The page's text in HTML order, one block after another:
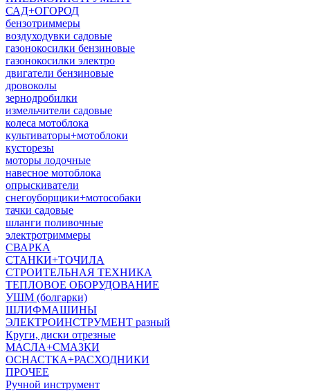
САД+ОГОРОД
бензотриммеры
воздуходувки садовые
газонокосилки бензиновые
газонокосилки электро
двигатели бензиновые
дровоколы
зернодробилки
измельчители садовые
колеса мотоблока
культиваторы+мотоблоки
кусторезы
моторы лодочные
навесное мотоблока
опрыскиватели
снегоуборщики+мотособаки
тачки садовые
шланги поливочные
электротриммеры
СВАРКА
СТАНКИ+ТОЧИЛА
СТРОИТЕЛЬНАЯ ТЕХНИКА
ТЕПЛОВОЕ ОБОРУДОВАНИЕ
УШМ (болгарки)
ШЛИФМАШИНЫ
ЭЛЕКТРОИНСТРУМЕНТ разный
Круги, диски отрезные
МАСЛА+СМАЗКИ
ОСНАСТКА+РАСХОДНИКИ
ПРОЧЕЕ
Ручной инструмент